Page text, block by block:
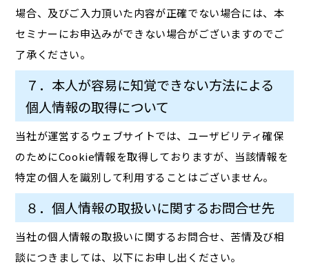
場合、及びご入力頂いた内容が正確でない場合には、本
セミナーにお申込みができない場合がございますのでご
了承ください。
７．本人が容易に知覚できない方法による
個人情報の取得について
当社が運営するウェブサイトでは、ユーザビリティ確保
のためにCookie情報を取得しておりますが、当該情報を
特定の個人を識別して利用することはございません。
８．個人情報の取扱いに関するお問合せ先
当社の個人情報の取扱いに関するお問合せ、苦情及び相
談につきましては、以下にお申し出ください。